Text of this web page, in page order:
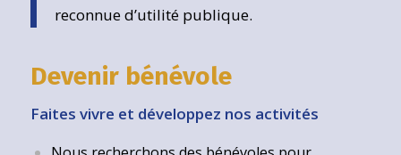
reconnue d’utilité publique.
Devenir bénévole
Faites vivre et développez nos activités